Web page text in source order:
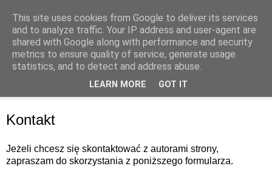
Kontakt
Jeżeli chcesz się skontaktować z autorami strony,
zapraszam do skorzystania z poniższego formularza.
This site uses cookies from Google to deliver its services
and to analyze traffic. Your IP address and user-agent are
shared with Google along with performance and security
metrics to ensure quality of service, generate usage
statistics, and to detect and address abuse.
LEARN MORE GOT IT